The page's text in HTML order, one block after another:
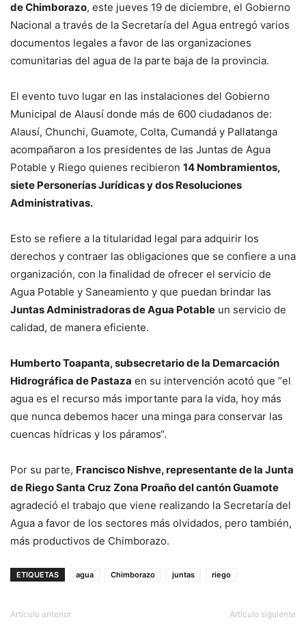
de Chimborazo, este jueves 19 de diciembre, el Gobierno
Nacional a través de la Secretaría del Agua entregó varios
documentos legales a favor de las organizaciones
comunitarias del agua de la parte baja de la provincia.
El evento tuvo lugar en las instalaciones del Gobierno
Municipal de Alausí donde más de 600 ciudadanos de:
Alausí, Chunchi, Guamote, Colta, Cumandá y Pallatanga
acompañaron a los presidentes de las Juntas de Agua
Potable y Riego quienes recibieron 14 Nombramientos,
siete Personerías Jurídicas y dos Resoluciones
Administrativas.
Esto se refiere a la titularidad legal para adquirir los
derechos y contraer las obligaciones que se confiere a una
organización, con la finalidad de ofrecer el servicio de
Agua Potable y Saneamiento y que puedan brindar las
Juntas Administradoras de Agua Potable un servicio de
calidad, de manera eficiente.
Humberto Toapanta, subsecretario de la Demarcación
Hidrográfica de Pastaza en su intervención acotó que “el
agua es el recurso más importante para la vida, hoy más
que nunca debemos hacer una minga para conservar las
cuencas hídricas y los páramos“.
Por su parte, Francisco Nishve, representante de la Junta
de Riego Santa Cruz Zona Proaño del cantón Guamote
agradeció el trabajo que viene realizando la Secretaría del
Agua a favor de los sectores más olvidados, pero también,
más productivos de Chimborazo.
ETIQUETAS agua Chimborazo juntas riego
Artículo anterior Artículo siguiente